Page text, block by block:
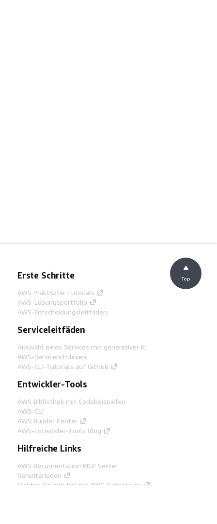
Erste Schritte
AWS Praktische Tutorials
AWS-Lösungsportfolio
AWS-Entscheidungsleitfäden
Serviceleitfäden
Auswahl eines Services mit generativer KI
AWS-Servicerichtlinien
AWS-CLI-Tutorials auf GitHub
Entwickler-Tools
AWS Bibliothek mit Codebeispielen
AWS-CLI
AWS Builder Center
AWS-Entwickler-Tools Blog
Hilfreiche Links
AWS Documentation MCP Server
herunterladen
Melden Sie sich bei der AWS-Konsole an
Top